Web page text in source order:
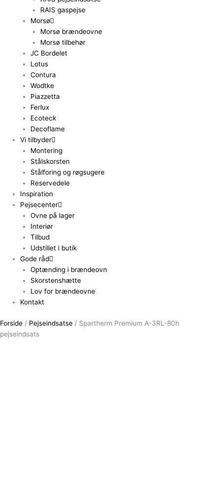
RAIS gaspejse
Morsø
Morsø brændeovne
Morsø tilbehør
JC Bordelet
Lotus
Contura
Wodtke
Piazzetta
Ferlux
Ecoteck
Decoflame
Vi tilbyder
Montering
Stålskorsten
Stålforing og røgsugere
Reservedele
Inspiration
Pejsecenter
Ovne på lager
Interiør
Tilbud
Udstillet i butik
Gode råd
Optænding i brændeovn
Skorstenshætte
Lov for brændeovne
Kontakt
Forside / Pejseindsatse / Spartherm Premium A-3RL-80h
pejseindsats